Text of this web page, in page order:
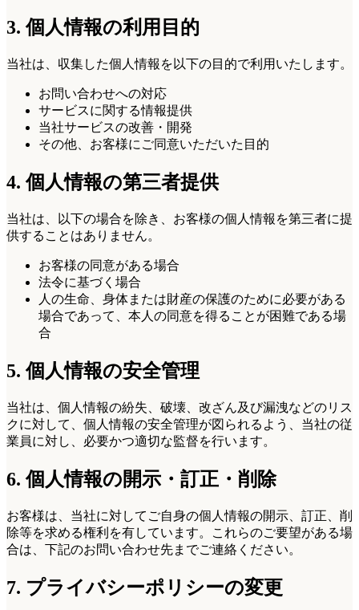
3. 個人情報の利用目的
当社は、収集した個人情報を以下の目的で利用いたします。
お問い合わせへの対応
サービスに関する情報提供
当社サービスの改善・開発
その他、お客様にご同意いただいた目的
4. 個人情報の第三者提供
当社は、以下の場合を除き、お客様の個人情報を第三者に提
供することはありません。
お客様の同意がある場合
法令に基づく場合
人の生命、身体または財産の保護のために必要がある
場合であって、本人の同意を得ることが困難である場
合
5. 個人情報の安全管理
当社は、個人情報の紛失、破壊、改ざん及び漏洩などのリス
クに対して、個人情報の安全管理が図られるよう、当社の従
業員に対し、必要かつ適切な監督を行います。
6. 個人情報の開示・訂正・削除
お客様は、当社に対してご自身の個人情報の開示、訂正、削
除等を求める権利を有しています。これらのご要望がある場
合は、下記のお問い合わせ先までご連絡ください。
7. プライバシーポリシーの変更